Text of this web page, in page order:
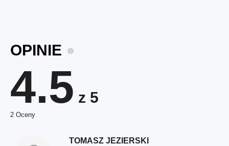
OPINIE
4.5 z 5
2 Oceny
TOMASZ JEZIERSKI